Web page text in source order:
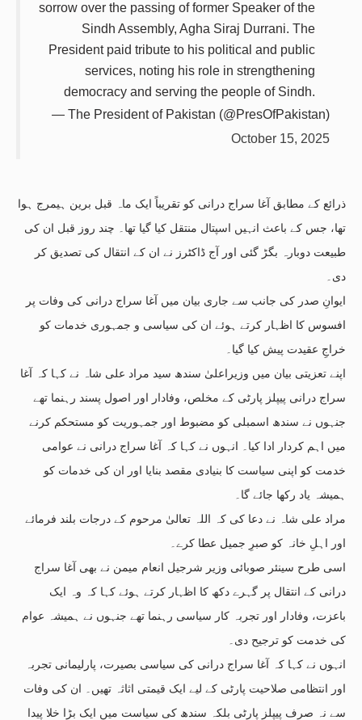
sorrow over the passing of former Speaker of the
Sindh Assembly, Agha Siraj Durrani. The
President paid tribute to his political and public
services, noting his role in strengthening
democracy and serving the people of Sindh.
— The President of Pakistan (@PresOfPakistan)
October 15, 2025
ذرائع کے مطابق آغا سراج درانی کو تقریباً ایک ماہ قبل برین ہیمرج ہوا
تھا، جس کے باعث انہیں اسپتال منتقل کیا گیا تھا۔ چند روز قبل ان کی
طبیعت دوبارہ بگڑ گئی اور آج ڈاکٹرز نے ان کے انتقال کی تصدیق کر
دی۔
ایوانِ صدر کی جانب سے جاری بیان میں آغا سراج درانی کی وفات پر
افسوس کا اظہار کرتے ہوئے ان کی سیاسی و جمہوری خدمات کو
خراجِ عقیدت پیش کیا گیا۔
اپنے تعزیتی بیان میں وزیراعلیٰ سندھ سید مراد علی شاہ نے کہا کہ آغا
سراج درانی پیپلز پارٹی کے مخلص، وفادار اور اصول پسند رہنما تھے
جنہوں نے سندھ اسمبلی کو مضبوط اور جمہوریت کو مستحکم کرنے
میں اہم کردار ادا کیا۔ انہوں نے کہا کہ آغا سراج درانی نے عوامی
خدمت کو اپنی سیاست کا بنیادی مقصد بنایا اور ان کی خدمات کو
ہمیشہ یاد رکھا جائے گا۔
مراد علی شاہ نے دعا کی کہ اللہ تعالیٰ مرحوم کے درجات بلند فرمائے
اور اہلِ خانہ کو صبرِ جمیل عطا کرے۔
اسی طرح سینئر صوبائی وزیر شرجیل انعام میمن نے بھی آغا سراج
درانی کے انتقال پر گہرے دکھ کا اظہار کرتے ہوئے کہا کہ وہ ایک
باعزت، وفادار اور تجربہ کار سیاسی رہنما تھے جنہوں نے ہمیشہ عوام
کی خدمت کو ترجیح دی۔
انہوں نے کہا کہ آغا سراج درانی کی سیاسی بصیرت، پارلیمانی تجربہ
اور انتظامی صلاحیت پارٹی کے لیے ایک قیمتی اثاثہ تھیں۔ ان کی وفات
سے نہ صرف پیپلز پارٹی بلکہ سندھ کی سیاست میں ایک بڑا خلا پیدا